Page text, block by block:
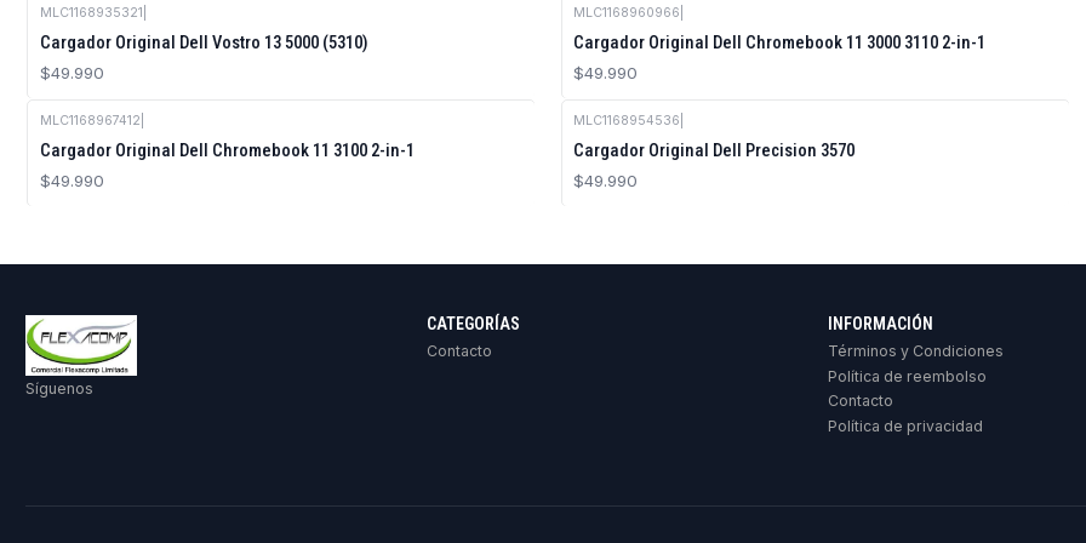
MLC1168935321
Cargador Original Dell Vostro 13 5000 (5310)
$49.990
MLC1168960966
Cargador Original Dell Chromebook 11 3000 3110 2-in-1
$49.990
MLC1168967412
Cargador Original Dell Chromebook 11 3100 2-in-1
$49.990
MLC1168954536
Cargador Original Dell Precision 3570
$49.990
Síguenos
CATEGORÍAS
Contacto
INFORMACIÓN
Términos y Condiciones
Política de reembolso
Contacto
Política de privacidad